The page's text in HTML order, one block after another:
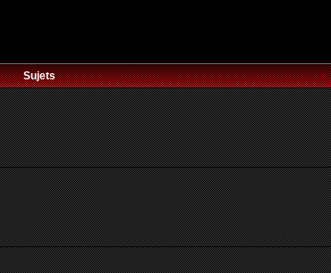
Sujets